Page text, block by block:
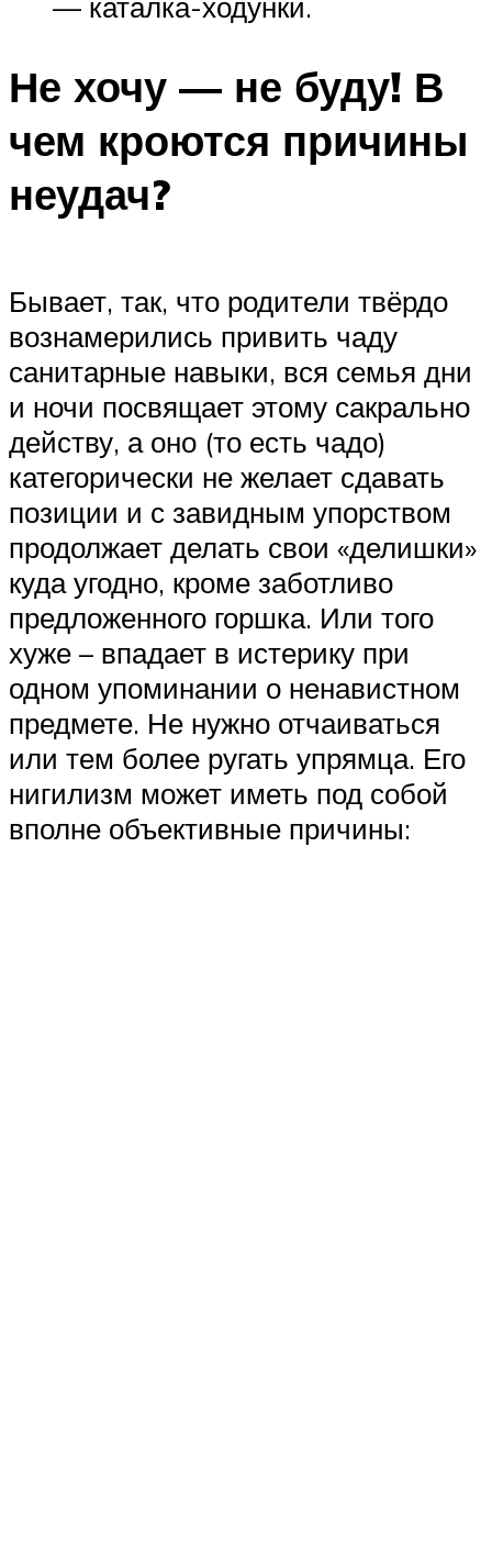
Не хочу — не буду! В
чем кроются причины
неудач?​​​​​​​
Бывает, так, что родители твёрдо
вознамерились привить чаду
санитарные навыки, вся семья дни
и ночи посвящает этому сакрально
действу, а оно (то есть чадо)
категорически не желает сдавать
позиции и с завидным упорством
продолжает делать свои «делишки»
куда угодно, кроме заботливо
предложенного горшка. Или того
хуже – впадает в истерику при
одном упоминании о ненавистном
предмете. Не нужно отчаиваться
или тем более ругать упрямца. Его
нигилизм может иметь под собой
вполне объективные причины: